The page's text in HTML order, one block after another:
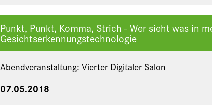
Punkt, Punkt, Komma, Strich - Wer sieht was in
Gesichtserkennungstechnologie
Abendveranstaltung: Vierter Digitaler Salon
07.05.2018